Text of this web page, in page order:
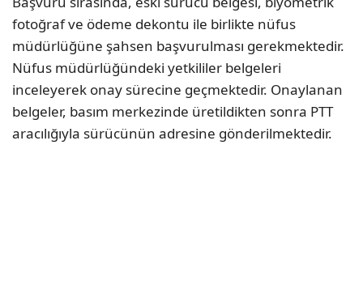
fotoğraf ve ödeme dekontu ile birlikte nüfus
müdürlüğüne şahsen başvurulması gerekmektedir.
Nüfus müdürlüğündeki yetkililer belgeleri
inceleyerek onay sürecine geçmektedir. Onaylanan
belgeler, basım merkezinde üretildikten sonra PTT
aracılığıyla sürücünün adresine gönderilmektedir.